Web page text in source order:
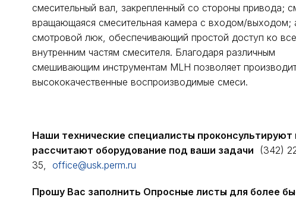
смесительный вал, закрепленный со стороны привода;
вращающаяся смесительная камера с входом/выходом;
смотровой люк, обеспечивающий простой доступ ко
внутренним частям смесителя. Благодаря различным
смешивающим инструментам MLH позволяет
высококачественные воспроизводимые смеси.
Наши технические специалисты проконсультируют
рассчитают оборудование под ваши задачи (342)
35,office@usk.perm.ru
Прошу Вас заполнить Опросные листы для более